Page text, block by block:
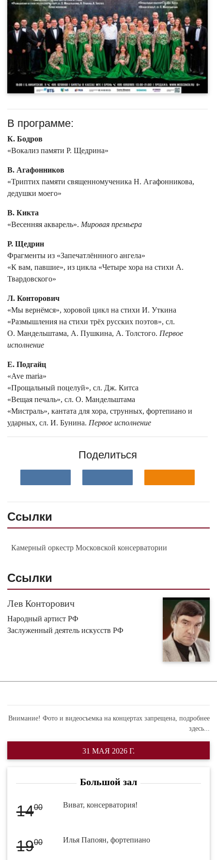
В программе:
К. Бодров
«Вокализ памяти Р. Щедрина»
В. Агафонников
«Триптих памяти священномученика Н. Агафонникова,
дедушки моего»
В. Кикта
«Весенняя акварель». Мировая премьера
Р. Щедрин
Фрагменты из «Запечатлённного ангела»
«К вам, павшие», из цикла «Четыре хора на стихи А.
Твардовского»
Л. Конторович
«Мы вернёмся», хоровой цикл на стихи И. Уткина
«Размышления на стихи трёх русских поэтов», сл.
О. Мандельштама, А. Пушкина, А. Толстого. Первое
исполнение
Е. Подгайц
«Ave maria»
«Прощальный поцелуй», сл. Дж. Китса
«Вещая печаль», сл. О. Мандельштама
«Мистраль», кантата для хора, струнных, фортепиано и
ударных, сл. И. Бунина. Первое исполнение
Поделиться
Ссылки
Камерный оркестр Московской консерватории
Ссылки
Лев Конторович
Народный артист РФ
Заслуженный деятель искусств РФ
Внимание! Фото и видеосъемка на концертах запрещена, подробнее
здесь...
31 МАЯ 2026 Г.
Большой зал
1400 Виват, консерватория!
1900 Илья Папоян, фортепиано